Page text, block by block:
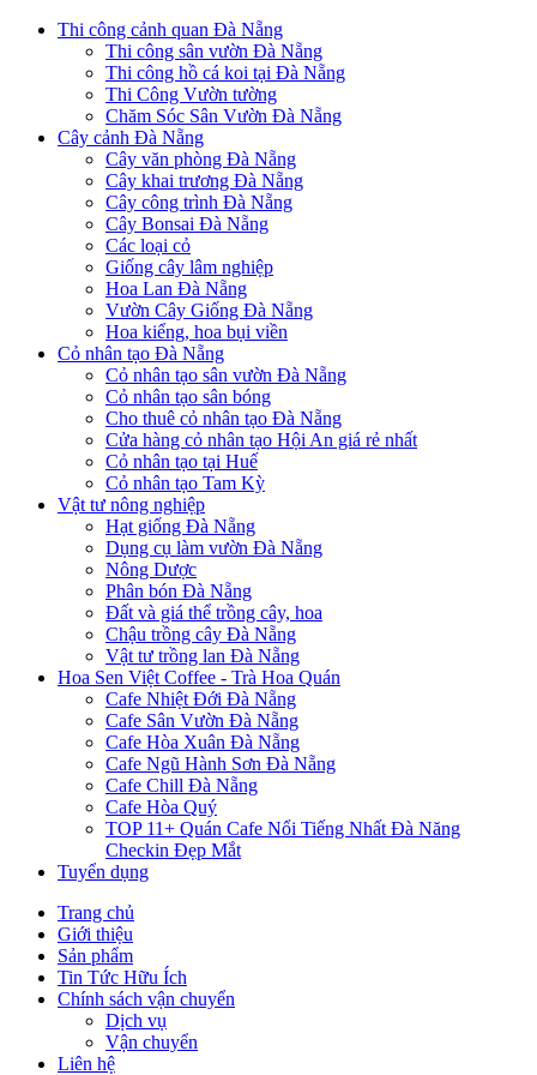
Thi công cảnh quan Đà Nẵng
Thi công sân vườn Đà Nẵng
Thi công hồ cá koi tại Đà Nẵng
Thi Công Vườn tường
Chăm Sóc Sân Vườn Đà Nẵng
Cây cảnh Đà Nẵng
Cây văn phòng Đà Nẵng
Cây khai trương Đà Nẵng
Cây công trình Đà Nẵng
Cây Bonsai Đà Nẵng
Các loại cỏ
Giống cây lâm nghiệp
Hoa Lan Đà Nẵng
Vườn Cây Giống Đà Nẵng
Hoa kiểng, hoa bụi viền
Cỏ nhân tạo Đà Nẵng
Cỏ nhân tạo sân vườn Đà Nẵng
Cỏ nhân tạo sân bóng
Cho thuê cỏ nhân tạo Đà Nẵng
Cửa hàng cỏ nhân tạo Hội An giá rẻ nhất
Cỏ nhân tạo tại Huế
Cỏ nhân tạo Tam Kỳ
Vật tư nông nghiệp
Hạt giống Đà Nẵng
Dụng cụ làm vườn Đà Nẵng
Nông Dược
Phân bón Đà Nẵng
Đất và giá thể trồng cây, hoa
Chậu trồng cây Đà Nẵng
Vật tư trồng lan Đà Nẵng
Hoa Sen Việt Coffee - Trà Hoa Quán
Cafe Nhiệt Đới Đà Nẵng
Cafe Sân Vườn Đà Nẵng
Cafe Hòa Xuân Đà Nẵng
Cafe Ngũ Hành Sơn Đà Nẵng
Cafe Chill Đà Nẵng
Cafe Hòa Quý
TOP 11+ Quán Cafe Nổi Tiếng Nhất Đà Năng
Checkin Đẹp Mắt
Tuyển dụng
Trang chủ
Giới thiệu
Sản phẩm
Tin Tức Hữu Ích
Chính sách vận chuyển
Dịch vụ
Vận chuyển
Liên hệ